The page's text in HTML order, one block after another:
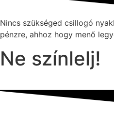
Nincs szükséged csillogó
pénzre, ahhoz hogy menő
Ne színlelj!